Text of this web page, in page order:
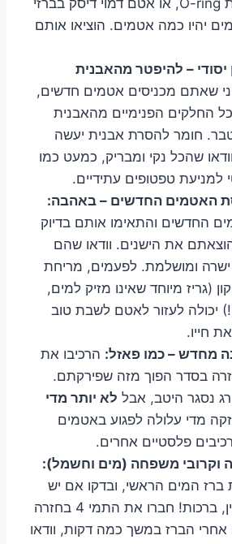
יהיו כמה אטמים. הוציאו אותם
יסודי – להיפטר מהאבנית
שאתם מכניסים אטמים חדשים,
החלקים הפנימיים מהאבנית
חומר להסרת אבנית יעשה
שהכל נקי ומבריק, כמעט כמו
למניעת טפטופים עתידיים.
החדשים והתאימו אותם בדיוק
את הישנים. וודאו שהם
ישרה ומושלמת. לפעמים, מריחת
(גריז מיוחד שאינו מזיק למים,
יכולה לעזור לאטם לשבת טוב
חייו.
הרכיבו את
בסדר הפוך מזה שפירקתם.
נסגר היטב, אבל לא יותר מדי
מדי עלולה לפגוע באטמים
פלסטיים אחרים.
המים הראשי, ובדקו אם יש
טפטוף. אם אין, ברכות! חברו את התמי 4 בחזרה
הברז במשך כמה דקות, וודאו